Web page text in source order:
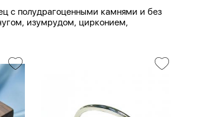
с полудрагоценными камнями и без
изумрудом, цирконием,